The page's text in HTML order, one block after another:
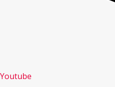
Youtube